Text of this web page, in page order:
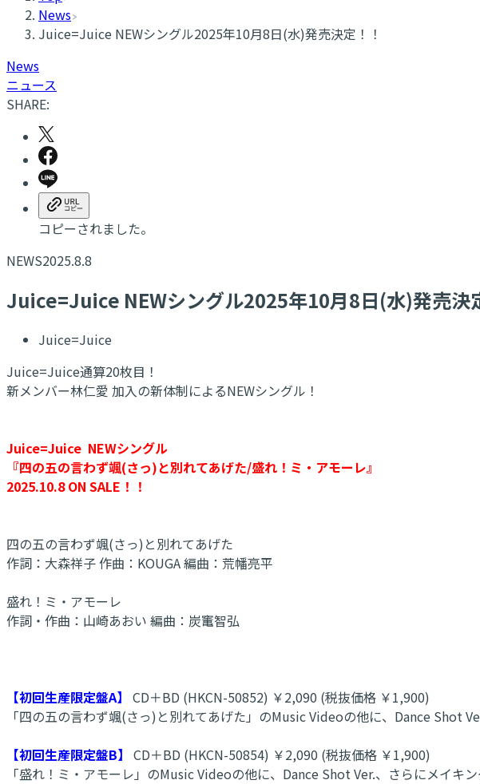
News
Juice=Juice NEWシングル2025年10月8日(水)発売決定！！
News
ニュース
SHARE:
コピーされました。
NEWS2025.8.8
Juice=Juice NEWシングル2025年10月8日(水)発売決
Juice=Juice
Juice=Juice通算20枚目！
新メンバー林仁愛 加入の新体制によるNEWシングル！
Juice=Juice NEWシングル
『四の五の言わず颯(さっ)と別れてあげた/盛れ！ミ・アモーレ』
2025.10.8 ON SALE！！
四の五の言わず颯(さっ)と別れてあげた
作詞：大森祥子 作曲：KOUGA 編曲：荒幡亮平
盛れ！ミ・アモーレ
作詞・作曲：山崎あおい 編曲：炭竃智弘
【初回生産限定盤A】 CD＋BD (HKCN-50852) ￥2,090 (税抜価格 ￥1,900)
「四の五の言わず颯(さっ)と別れてあげた」のMusic Videoの他に、Dance Shot
【初回生産限定盤B】 CD＋BD (HKCN-50854) ￥2,090 (税抜価格 ￥1,900)
「盛れ！ミ・アモーレ」のMusic Videoの他に、Dance Shot Ver.、さらにメイキ